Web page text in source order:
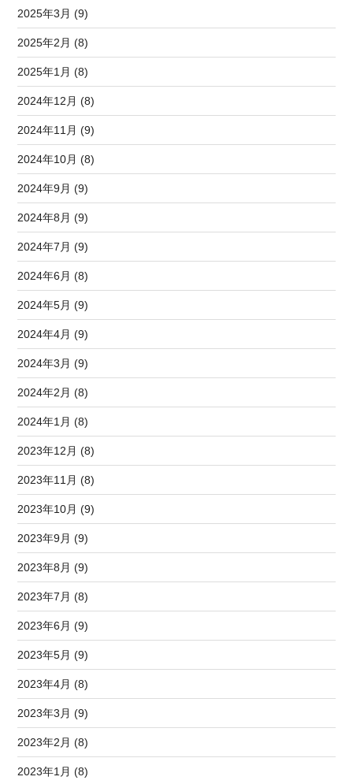
2025年3月 (9)
2025年2月 (8)
2025年1月 (8)
2024年12月 (8)
2024年11月 (9)
2024年10月 (8)
2024年9月 (9)
2024年8月 (9)
2024年7月 (9)
2024年6月 (8)
2024年5月 (9)
2024年4月 (9)
2024年3月 (9)
2024年2月 (8)
2024年1月 (8)
2023年12月 (8)
2023年11月 (8)
2023年10月 (9)
2023年9月 (9)
2023年8月 (9)
2023年7月 (8)
2023年6月 (9)
2023年5月 (9)
2023年4月 (8)
2023年3月 (9)
2023年2月 (8)
2023年1月 (8)